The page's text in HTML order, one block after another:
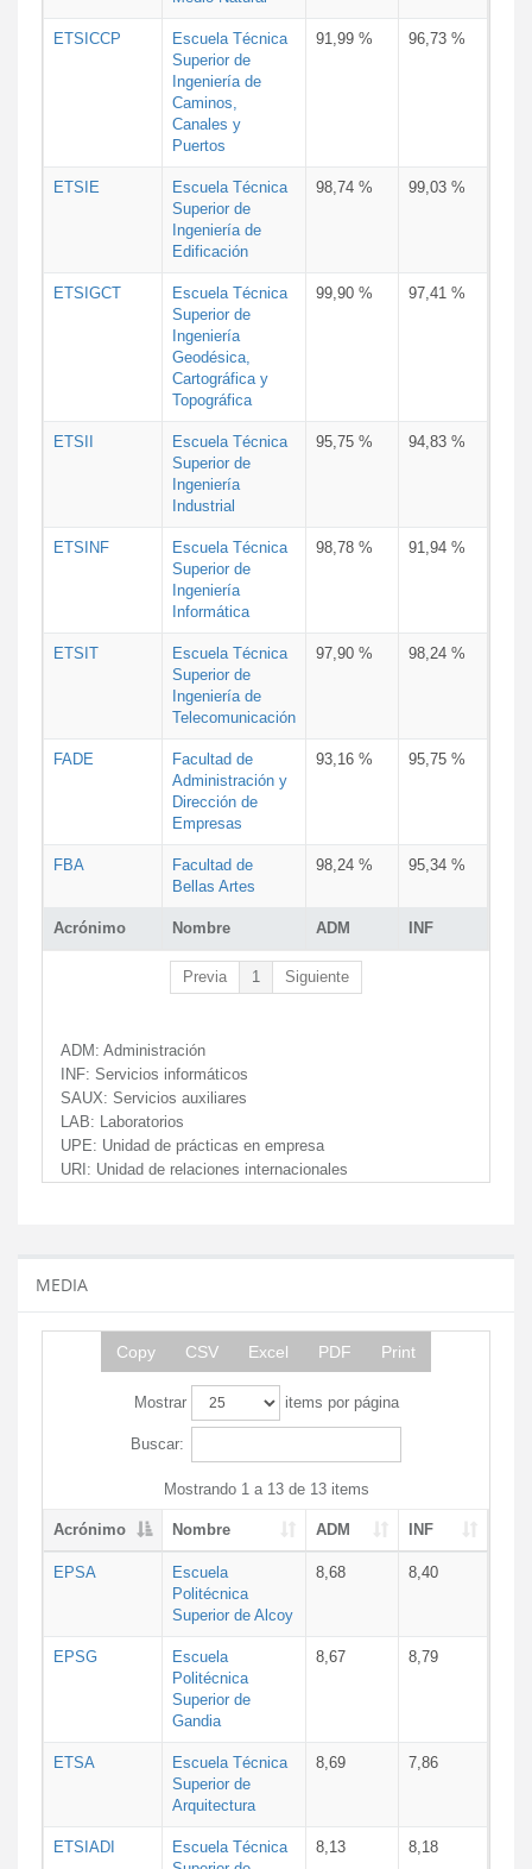
Acrónimo Nombre ADM INF
ETSICCP
Escuela Técnica
Superior de
Ingeniería de
Caminos,
Canales y
Puertos
91,99 % 96,73 %
ETSIE
Escuela Técnica
Superior de
Ingeniería de
Edificación
98,74 % 99,03 %
ETSIGCT
Escuela Técnica
Superior de
Ingeniería
Geodésica,
Cartográfica y
Topográfica
99,90 % 97,41 %
ETSII
Escuela Técnica
Superior de
Ingeniería
Industrial
95,75 % 94,83 %
ETSINF
Escuela Técnica
Superior de
Ingeniería
Informática
98,78 % 91,94 %
ETSIT
Escuela Técnica
Superior de
Ingeniería de
Telecomunicación
97,90 % 98,24 %
FADE
Facultad de
Administración y
Dirección de
Empresas
93,16 % 95,75 %
FBA
Facultad de
Bellas Artes
98,24 % 95,34 %
Previa 1 Siguiente
ADM: Administración
INF: Servicios informáticos
SAUX: Servicios auxiliares
LAB: Laboratorios
UPE: Unidad de prácticas en empresa
URI: Unidad de relaciones internacionales
MEDIA
Copy CSV Excel PDF Print
Mostrar items por página
Buscar:
Mostrando 1 a 13 de 13 items
Acrónimo Nombre ADM INF
EPSA
Escuela
Politécnica
Superior de Alcoy
8,68 8,40
EPSG
Escuela
Politécnica
Superior de
Gandia
8,67 8,79
ETSA
Escuela Técnica
Superior de
Arquitectura
8,69 7,86
ETSIADI
Escuela Técnica
8,13 8,18